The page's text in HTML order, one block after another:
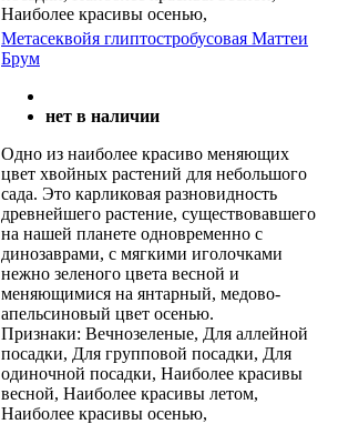
Наиболее красивы осенью,
Метасеквойя глиптостробусовая Маттеи
Брум
нет в наличии
Одно из наиболее красиво меняющих
цвет хвойных растений для небольшого
сада. Это карликовая разновидность
древнейшего растение, существовавшего
на нашей планете одновременно с
динозаврами, с мягкими иголочками
нежно зеленого цвета весной и
меняющимися на янтарный, медово-
апельсиновый цвет осенью.
Признаки: Вечнозеленые, Для аллейной
посадки, Для групповой посадки, Для
одиночной посадки, Наиболее красивы
весной, Наиболее красивы летом,
Наиболее красивы осенью,